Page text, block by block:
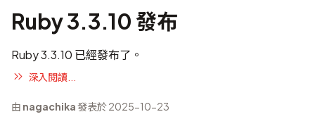
Ruby 3.3.10 發布
Ruby 3.3.10 已經發布了。
深入閱讀...
由 nagachika發表於 2025-10-23